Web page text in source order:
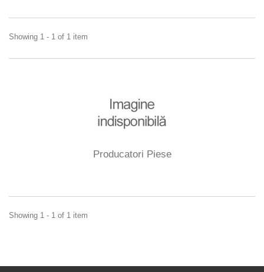
Showing 1 - 1 of 1 item
Producatori Piese
Showing 1 - 1 of 1 item